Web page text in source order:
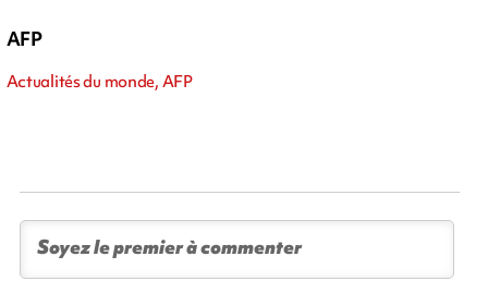
AFP
Actualités du monde, AFP